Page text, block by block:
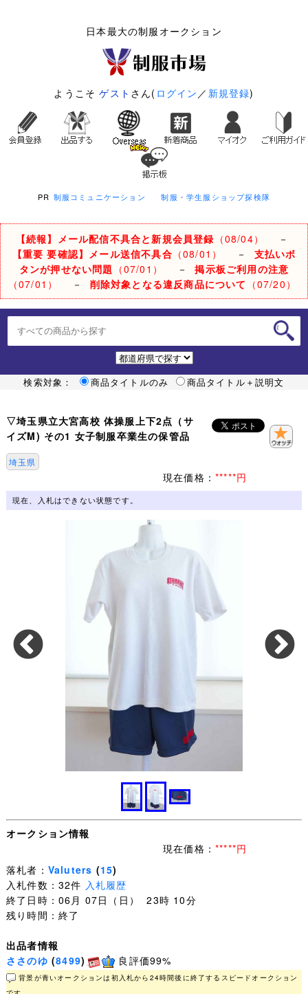
日本最大の制服オークション
ようこそゲスト さん( ログイン ／ 新規登録)
PR 制服コミュニケーション 制服・学生服ショップ探検隊
【続報】メール配信不具合と新規会員登録 （08/04）
－
【重要 要確認】メール送信不具合 （08/01） － 支払いボ
タンが押せない問題 （07/01） －掲示板ご利用の注意
（07/01）
－ 削除対象となる違反商品について （07/20）
検索対象： 商品タイトルのみ 商品タイトル＋説明文
▽埼玉県立大宮高校 体操服上下2点（サ
イズM) その1 女子制服卒業生の保管品
埼玉県
現在価格： *****円
現在、入札はできない状態です。
オークション情報
現在価格： *****円
落札者： Valuters (15)
入札件数：32件 入札履歴
終了日時：06月 07日（日） 23時 10分
残り時間：終了
出品者情報
ささのゆ (8499) 良評価99%
背景が青いオークションは初入札から24時間後に終了するスピードオークション